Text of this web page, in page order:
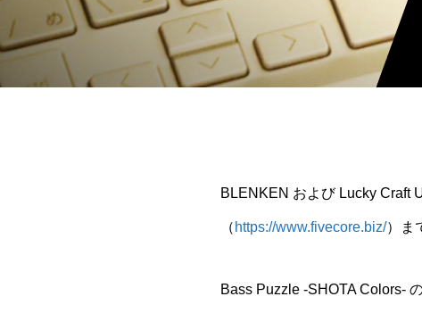
BLENKEN および Lucky Craft
（ https://www.fivecore.biz/）ま
Bass Puzzle -SHOTA Colors-